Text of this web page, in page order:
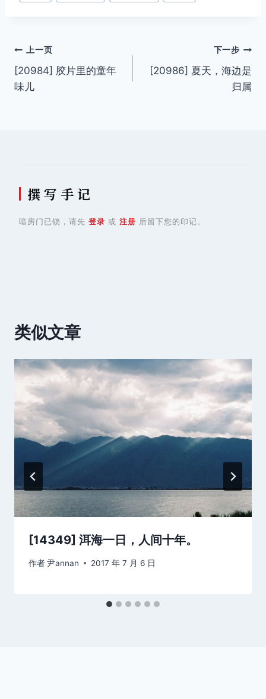
文
章
上一页
[20984] 胶片里的童年
味儿
下一步
[20986] 夏天，海边是
归属
撰 写 手 记
暗房门已锁，请先 登录 或 注册 后留下您的印记。
类似文章
[14349] 洱海一日，人间十年。
作者尹annan 2017 年 7 月 6 日